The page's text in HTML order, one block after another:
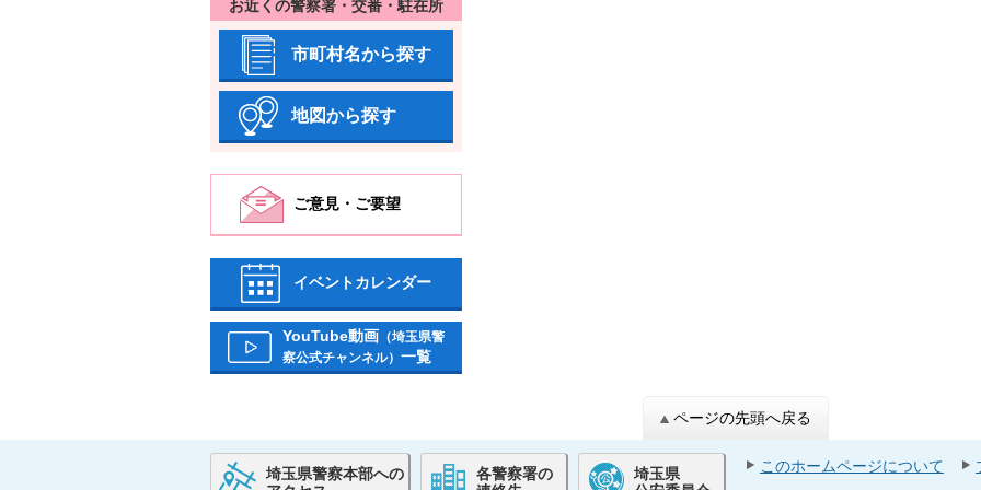
お近くの警察署・交番・駐在所
市町村名から探す
地図から探す
ご意見・ご要望
イベントカレンダー
YouTube動画 （埼玉県警
察公式チャンネル） 一覧
ページの先頭へ戻る
埼玉県警察本部への
各警察署の
埼玉県
このホームページについて